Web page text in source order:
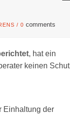
/ 0 comments
, hat ein
keinen
Einhaltung der